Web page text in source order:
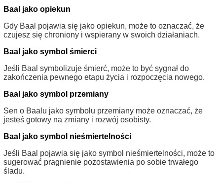
Baal jako opiekun
Gdy Baal pojawia się jako opiekun, może to oznaczać, że
czujesz się chroniony i wspierany w swoich działaniach.
Baal jako symbol śmierci
Jeśli Baal symbolizuje śmierć, może to być sygnał do
zakończenia pewnego etapu życia i rozpoczęcia nowego.
Baal jako symbol przemiany
Sen o Baalu jako symbolu przemiany może oznaczać, że
jesteś gotowy na zmiany i rozwój osobisty.
Baal jako symbol nieśmiertelności
Jeśli Baal pojawia się jako symbol nieśmiertelności, może to
sugerować pragnienie pozostawienia po sobie trwałego
śladu.